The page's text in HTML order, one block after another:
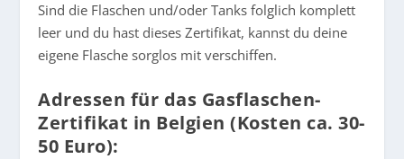
Sind die Flaschen und/oder Tanks folglich komplett
leer und du hast dieses Zertifikat, kannst du deine
eigene Flasche sorglos mit verschiffen.
Adressen für das Gasflaschen-
Zertifikat in Belgien (Kosten ca. 30-
50 Euro):